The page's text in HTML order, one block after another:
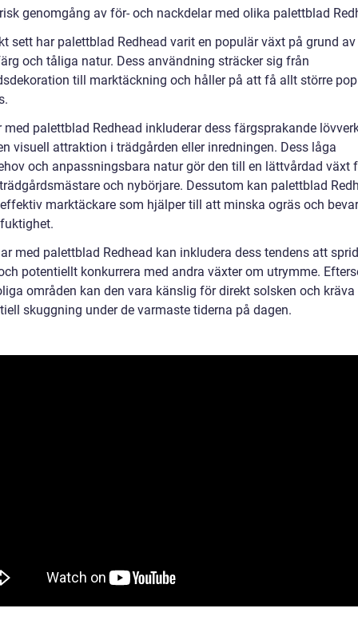
genomgång av för- och nackdelar med olika palettblad
sett har palettblad Redhead varit en populär växt på grund
och tåliga natur. Dess användning sträcker sig från
till marktäckning och håller på att få allt större
med palettblad Redhead inkluderar dess färgsprakande
visuell attraktion i trädgården eller inredningen. Dess låga
och anpassningsbara natur gör den till en lättvårdad växt
och nybörjare. Dessutom kan palettblad
marktäckare som hjälper till att minska ogräs och
med palettblad Redhead kan inkludera dess tendens att
potentiellt konkurrera med andra växter om utrymme.
områden kan den vara känslig för direkt solsken och kräva
skuggning under de varmaste tiderna på dagen.